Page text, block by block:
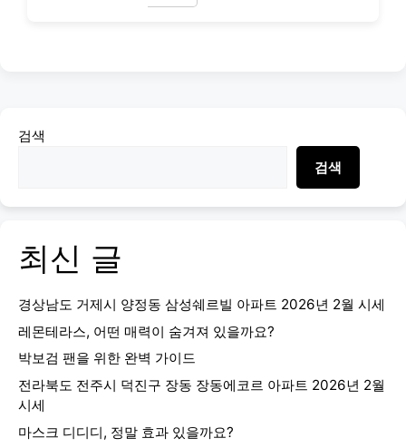
검색
검색
최신 글
경상남도 거제시 양정동 삼성쉐르빌 아파트 2026년 2월 시세
레몬테라스, 어떤 매력이 숨겨져 있을까요?
박보검 팬을 위한 완벽 가이드
전라북도 전주시 덕진구 장동 장동에코르 아파트 2026년 2월
시세
마스크 디디디, 정말 효과 있을까요?